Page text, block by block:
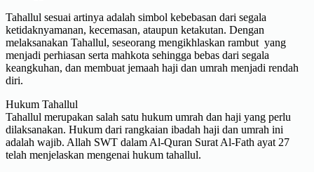
Tahallul sesuai artinya adalah simbol kebebasan dari segala
ketidaknyamanan, kecemasan, ataupun ketakutan. Dengan
melaksanakan Tahallul, seseorang mengikhlaskan rambut yang
menjadi perhiasan serta mahkota sehingga bebas dari segala
keangkuhan, dan membuat jemaah haji dan umrah menjadi rendah
diri.
Hukum Tahallul
Tahallul merupakan salah satu hukum umrah dan haji yang perlu
dilaksanakan. Hukum dari rangkaian ibadah haji dan umrah ini
adalah wajib. Allah SWT dalam Al-Quran Surat Al-Fath ayat 27
telah menjelaskan mengenai hukum tahallul.